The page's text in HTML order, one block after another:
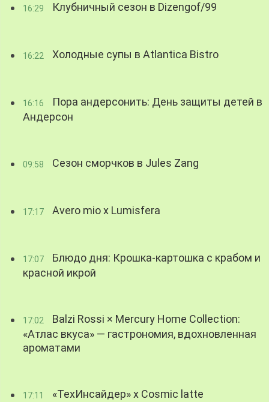
16:29 Клубничный сезон в Dizengof/99
16:22 Холодные супы в Atlantica Bistro
16:16
Пора андерсонить: День защиты детей в
Андерсон
09:58 Сезон сморчков в Jules Zang
17:17 Avero mio x Lumisfera
17:07
Блюдо дня: Крошка-картошка с крабом и
красной икрой
17:02
Balzi Rossi × Mercury Home Collection:
«Атлас вкуса» — гастрономия, вдохновленная
ароматами
17:11 «ТехИнсайдер» х Cosmic latte